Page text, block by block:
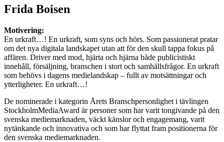
Frida Boisen
Motivering:
En urkraft…! En urkraft, som syns och hörs. Som passionerat pratar
om det nya digitala landskapet utan att för den skull tappa fokus på
affären. Driver med mod, hjärta och hjärna både publicistiskt
innehåll, försäljning, branschen i stort och samhällsfrågor. En urkraft
som behövs i dagens medielandskap – fullt av motsättningar och
ytterligheter. En urkraft…!
De nominerade i kategorin Årets Branschpersonlighet i tävlingen
StockholmMediaAward är personer som har varit tongivande på den
svenska mediemarknaden, väckt känslor och engagemang, varit
nytänkande och innovativa och som har flyttat fram positionerna för
den svenska mediemarknaden.